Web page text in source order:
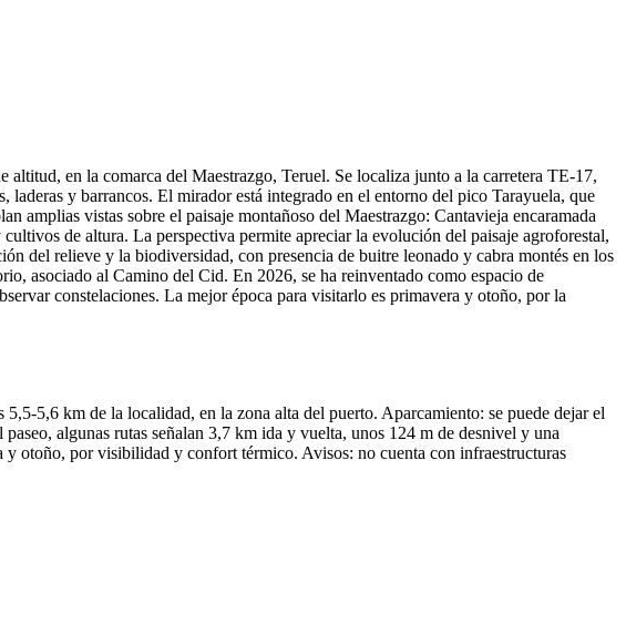
en la comarca del Maestrazgo, Teruel. Se localiza junto a la carretera TE-17,
y barrancos. El mirador está integrado en el entorno del pico Tarayuela, que
amplias vistas sobre el paisaje montañoso del Maestrazgo: Cantavieja encaramada
de altura. La perspectiva permite apreciar la evolución del paisaje agroforestal,
del relieve y la biodiversidad, con presencia de buitre leonado y cabra montés en los
asociado al Camino del Cid. En 2026, se ha reinventado como espacio de
constelaciones. La mejor época para visitarlo es primavera y otoño, por la
5,6 km de la localidad, en la zona alta del puerto. Aparcamiento: se puede dejar el
algunas rutas señalan 3,7 km ida y vuelta, unos 124 m de desnivel y una
otoño, por visibilidad y confort térmico. Avisos: no cuenta con infraestructuras